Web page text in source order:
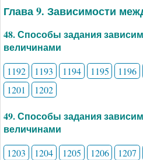
Глава 9. Зависимости
48. Способы задания
величинами
1192 1193 1194 1195 1196
1201
1202
49. Способы задания
величинами
1203 1204 1205 1206 1207